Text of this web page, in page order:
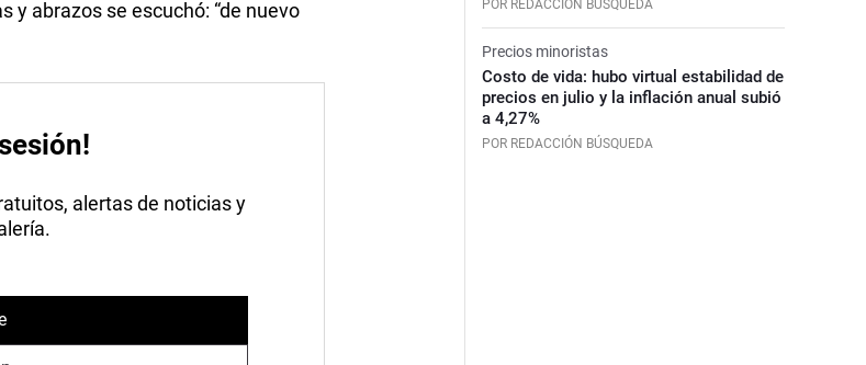
y abrazos se escuchó: “de nuevo
alertas de noticias y
POR REDACCIÓN BÚSQUEDA
Precios minoristas
Costo de vida: hubo virtual estabilidad de
precios en julio y la inflación anual subió
a 4,27%
POR REDACCIÓN BÚSQUEDA